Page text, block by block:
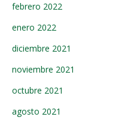
febrero 2022
enero 2022
diciembre 2021
noviembre 2021
octubre 2021
agosto 2021